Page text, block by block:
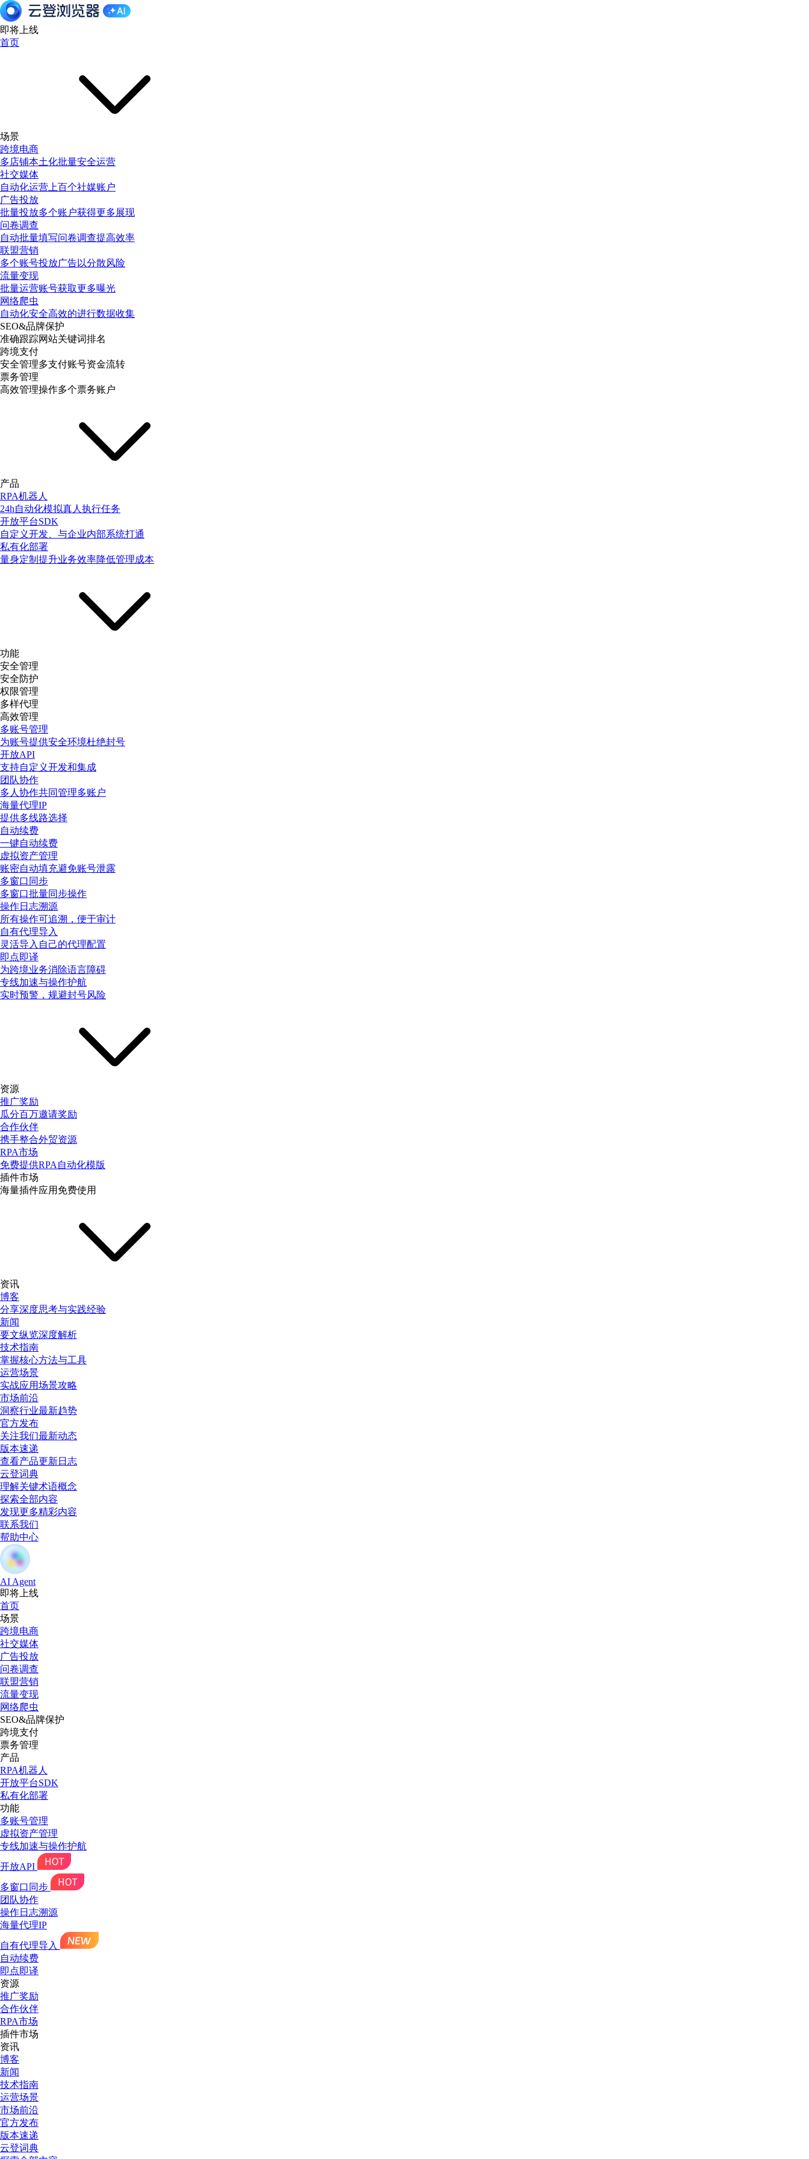
即将上线
首页
场景
跨境电商
多店铺本土化批量安全运营
社交媒体
自动化运营上百个社媒账户
广告投放
批量投放多个账户获得更多展现
问卷调查
自动批量填写问卷调查提高效率
联盟营销
多个账号投放广告以分散风险
流量变现
批量运营账号获取更多曝光
网络爬虫
自动化安全高效的进行数据收集
SEO&品牌保护
准确跟踪网站关键词排名
跨境支付
安全管理多支付账号资金流转
票务管理
高效管理操作多个票务账户
产品
RPA机器人
24h自动化模拟真人执行任务
开放平台SDK
自定义开发、与企业内部系统打通
私有化部署
量身定制提升业务效率降低管理成本
功能
安全管理
安全防护
权限管理
多样代理
高效管理
多账号管理
为账号提供安全环境杜绝封号
开放API
支持自定义开发和集成
团队协作
多人协作共同管理多账户
海量代理IP
提供多线路选择
自动续费
一键自动续费
虚拟资产管理
账密自动填充避免账号泄露
多窗口同步
多窗口批量同步操作
操作日志溯源
所有操作可追溯，便于审计
自有代理导入
灵活导入自己的代理配置
即点即译
为跨境业务消除语言障碍
专线加速与操作护航
实时预警，规避封号风险
资源
推广奖励
瓜分百万邀请奖励
合作伙伴
携手整合外贸资源
RPA市场
免费提供RPA自动化模版
插件市场
海量插件应用免费使用
资讯
博客
分享深度思考与实践经验
新闻
要文纵览深度解析
技术指南
掌握核心方法与工具
运营场景
实战应用场景攻略
市场前沿
洞察行业最新趋势
官方发布
关注我们最新动态
版本速递
查看产品更新日志
云登词典
理解关键术语概念
探索全部内容
发现更多精彩内容
联系我们
帮助中心
AI Agent
即将上线
首页
场景
跨境电商
社交媒体
广告投放
问卷调查
联盟营销
流量变现
网络爬虫
SEO&品牌保护
跨境支付
票务管理
产品
RPA机器人
开放平台SDK
私有化部署
功能
多账号管理
虚拟资产管理
专线加速与操作护航
开放API
多窗口同步
团队协作
操作日志溯源
海量代理IP
自有代理导入
自动续费
即点即译
资源
推广奖励
合作伙伴
RPA市场
插件市场
资讯
博客
新闻
技术指南
运营场景
市场前沿
官方发布
版本速递
云登词典